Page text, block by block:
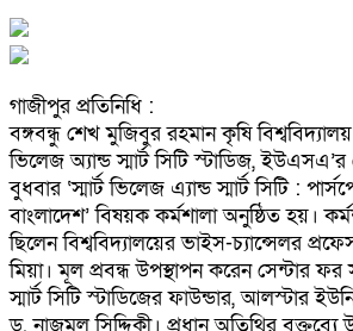
গাজীপুর প্রতিনিধি :
বঙ্গবন্ধু শেখ মুজিবুর রহমান কৃষি
ভিলেজ অ্যান্ড স্মার্ট সিটি স্টাডিজ,
বুধবার ‘স্মার্ট ভিলেজ এ্যান্ড স্মার্ট সিটি :
বাংলাদেশ’ বিষয়ক কর্মশালা অনুষ্ঠিত হয়।
ছিলেন বিশ্ববিদ্যালয়ের ভাইস-চ্যান্সেলর
মিয়া। মূল প্রবন্ধ উপস্থাপন করেন সেন্টার ফর
স্মার্ট সিটি স্টাডিজের ফাউন্ডার, আলস্টার